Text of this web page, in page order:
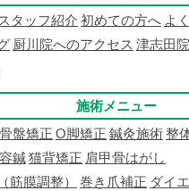
スタッフ紹介 初めての方へ よ
厨川院へのアクセス 津志田
施術メニュー
盤矯正 O脚矯正 鍼灸施術整
鍼猫背矯正 肩甲骨はがし
筋膜調整）
巻き爪補正 ダイ